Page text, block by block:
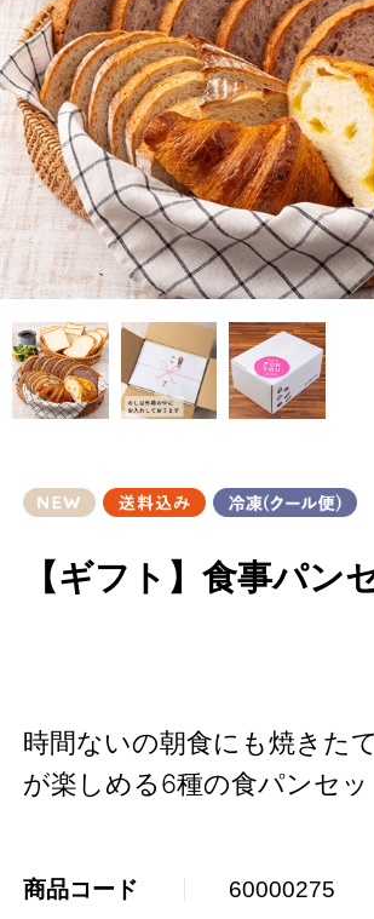
【ギフト】食事パン
時間ないの朝食にも焼きた
が楽しめる6種の食パンセッ
商品コード 60000275